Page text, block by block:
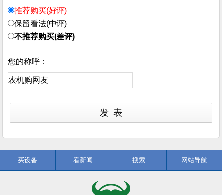
推荐购买(好评)
保留看法(中评)
不推荐购买(差评)
您的称呼：
买设备 看新闻 搜索 网站导航